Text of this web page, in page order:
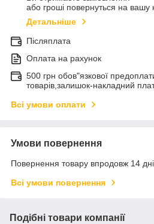
або гроші повернуться на вашу
Детальніше
Післяплата
Оплата на рахунок
500 грн обов"язкової
товарів,залишок-накладний
Всі умови оплати
Умови повернення
Повернення товару впродовж 14
Всі умови повернення
Подібні товари компанії